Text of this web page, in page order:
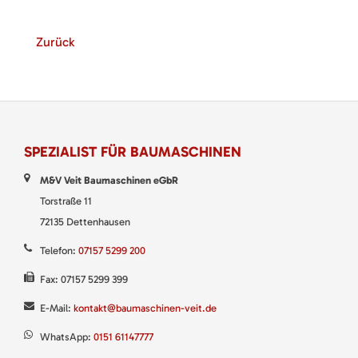
Zurück
SPEZIALIST FÜR BAUMASCHINEN
M&V Veit Baumaschinen eGbR
Torstraße 11
72135 Dettenhausen
Telefon: 07157 5299 200
Fax: 07157 5299 399
E-Mail: kontakt@baumaschinen-veit.de
WhatsApp: 0151 61147777